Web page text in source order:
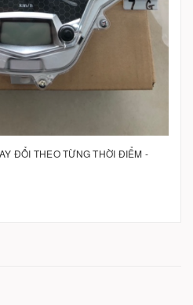
ĐỔI THEO TỪNG THỜI ĐIỂM -